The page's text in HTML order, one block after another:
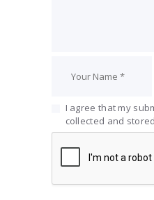
I agree that my
collected and